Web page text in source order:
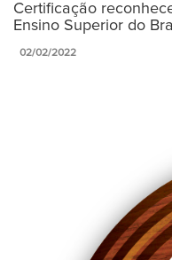
Certificação
Ensino Superior do
02/02/2022